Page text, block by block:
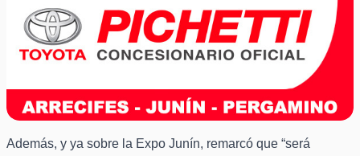
Además, y ya sobre la Expo Junín, remarcó que “será